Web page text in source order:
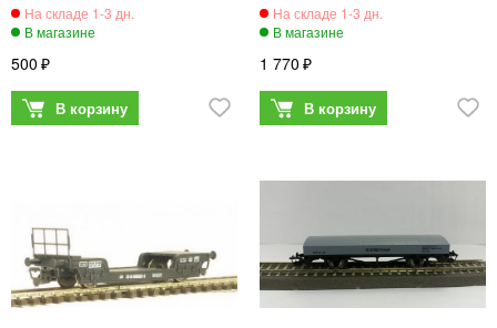
500 1 770